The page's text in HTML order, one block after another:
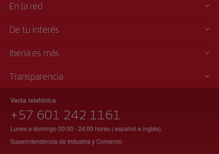
En la red
De tu interés
Iberia es más
Transparencia
Venta telefónica
+57 601 242 1161
Lunes a domingo 00:00 - 24:00 horas ( español e inglés).
Superintendencia de Industria y Comercio